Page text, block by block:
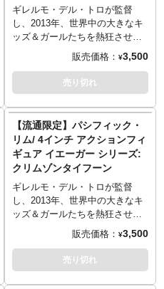
ギレルモ・デル・トロが監督
し、2013年、世界中の大きなキ
ッズ＆ガールたちを熱狂させた
映画『パシフィック・リム』。
そんなSF映画に一石を投じた作
品が、マクファーレントイズか
らこの2023年にアクションフィ
販売価格： ¥3,500
売り切れ
【流通限定】パシフィック・
リム/ 4インチ アクションフィ
ギュア イエーガー シリーズ:
クリムゾンタイフーン
ギレルモ・デル・トロが監督
し、2013年、世界中の大きなキ
ッズ＆ガールたちを熱狂させた
映画『パシフィック・リム』。
そんなSF映画に一石を投じた作
品が、マクファーレントイズか
らこの2023年にアクションフィ
販売価格： ¥3,500
売り切れ